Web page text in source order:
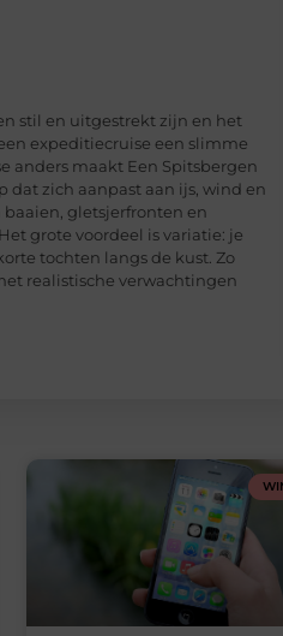
stil en uitgestrekt zijn en het
expeditiecruise een slimme
anders maakt Een Spitsbergen
dat zich aanpast aan ijs, wind en
gletsjerfronten en
grote voordeel is variatie: je
tochten langs de kust. Zo
realistische verwachtingen